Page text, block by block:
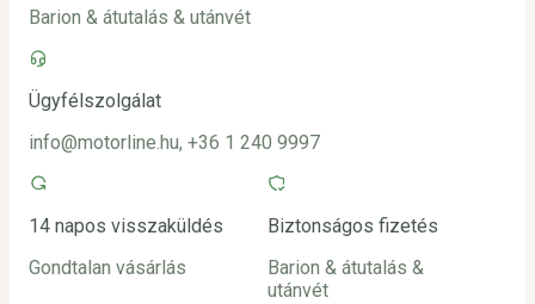
Barion & átutalás & utánvét
Ügyfélszolgálat
info@motorline.hu, +36 1 240 9997
14 napos visszaküldés
Gondtalan vásárlás
Biztonságos fizetés
Barion & átutalás &
utánvét